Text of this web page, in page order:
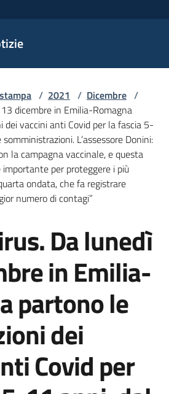
/ 2021 / Dicembre /
dicembre in Emilia-Romagna
vaccini anti Covid per la fascia 5-
L’assessore Donini:
la campagna vaccinale, e questa
per proteggere i più
ondata, che fa registrare
numero di contagi”
Da lunedì
in Emilia-
partono le
dei
Covid per